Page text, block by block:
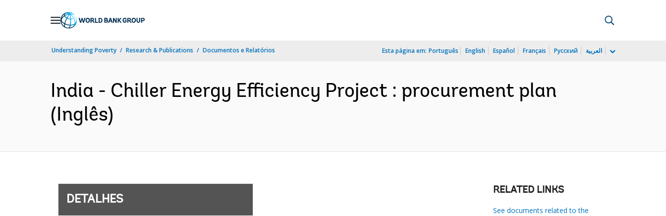
Understanding Poverty Research & Publications Documentos e Relatórios Esta página em: Português English Español Français Русский العربية
India - Chiller Energy Efficiency Project : procurement plan
(Inglês)
DETALHES
RELATED LINKS
See documents related to the